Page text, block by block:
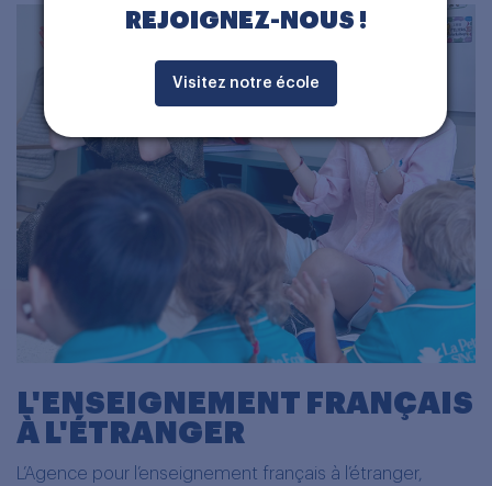
L'ENSEIGNEMENT FRANÇAIS
À L'ÉTRANGER
L’Agence pour l’enseignement français à l’étranger,
REJOIGNEZ-NOUS !
Visitez notre école